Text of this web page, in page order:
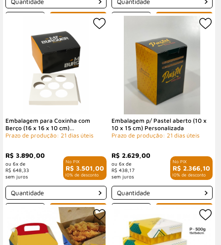
Embalagem para Coxinha com
Berço (16 x 16 x 10 cm)
Personalizada
R$ 3.501,00
com 10% de desconto
R$ 3.890,00
6x de
R$ 648,33
Prazo de produção: 21 dias úteis
Quantidade
Embalagem p/ Pastel aberto (10 x
10 x 15 cm) Personalizada
R$ 2.366,10
com 10% de desconto
R$ 2.629,00
6x de
R$ 438,17
Prazo de produção: 21 dias úteis
Quantidade